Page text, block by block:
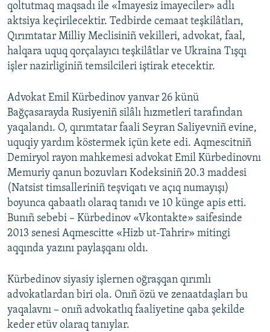
qoltutmaq maqsadı ile «İmayesiz imayeciler» adlı
aktsiya keçirilecektir. Tedbirde cemaat teşkilâtları,
Qırımtatar Milliy Meclisiniñ vekilleri, advokat, faal,
halqara uquq qorçalayıcı teşkilâtlar ve Ukraina Tışqı
işler nazirliginiñ temsilcileri iştirak etecektir.
Advokat Emil Kürbedinov yanvar 26 künü
Bağçasarayda Rusiyeniñ silâlı hızmetleri tarafından
yaqalandı. O, qırımtatar faali Seyran Saliyevniñ evine,
uquqiy yardım köstermek içün kete edi. Aqmescitniñ
Demiryol rayon mahkemesi advokat Emil Kürbedinovnı
Memuriy qanun bozuvları Kodeksiniñ 20.3 maddesi
(Natsist timsalleriniñ teşviqatı ve açıq numayışı)
boyunca qabaatlı olaraq tanıdı ve 10 künge apis etti.
Bunıñ sebebi – Kürbedinov «Vkontakte» saifesinde
2013 senesi Aqmescitte «Hizb ut-Tahrir» mitingi
aqqında yazını paylaşqanı oldı.
Kürbedinov siyasiy işlernen oğraşqan qırımlı
advokatlardan biri ola. Onıñ özü ve zenaatdaşları bu
yaqalavnı – onıñ advokatlıq faaliyetine qaba şekilde
keder etüv olaraq tanıylar.